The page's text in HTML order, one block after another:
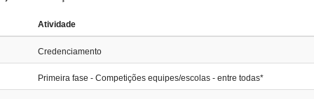
escolas públicas;
deescolas privadas;
públicas*; e,
privadas*.
Atividade
Credenciamento
Primeira fase - Competições equipes/escolas - entre todas*